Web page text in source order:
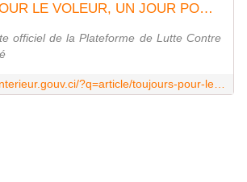
TOUJOURS POUR LE VOLEUR, UN JOUR POUR LE PROPRIÉTAIRE | Plateforme de Lutte Contre la Cybercriminalité
officiel de la Plateforme de Lutte Contre